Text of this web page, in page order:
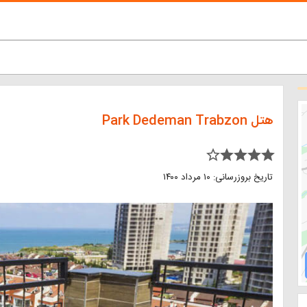
هتل Park Dedeman Trabzon
star_border star star star star
تاریخ بروزرسانی: ۱۰ مرداد ۱۴۰۰